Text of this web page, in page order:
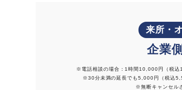
来所・
企業
※電話相談の場合：1時間10,000円（税込
※30分未満の延長でも5,000円（税込
※無断キャンセル